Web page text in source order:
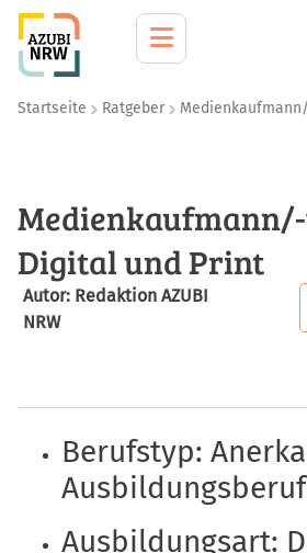
Startseite Ratgeber
Digital und Print
Autor: Redaktion AZUBI
NRW
Berufstyp:
Ausbildungsberuf
Ausbildungsart: